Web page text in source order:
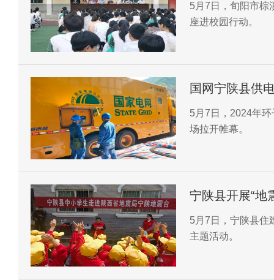
5月7日，旬阳市棕
座进校园行动。
国网宁陕县供
5月7日，2024年环
场拉开帷幕。
宁陕县开展“地
5月7日，宁陕县住
主题活动。